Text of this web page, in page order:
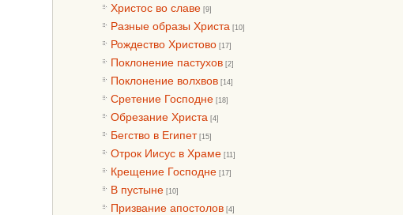
Христос во славе [9]
Разные образы Христа [10]
Рождество Христово [17]
Поклонение пастухов [2]
Поклонение волхвов [14]
Сретение Господне [18]
Обрезание Христа [4]
Бегство в Египет [15]
Отрок Иисус в Храме [11]
Крещение Господне [17]
В пустыне [10]
Призвание апостолов [4]